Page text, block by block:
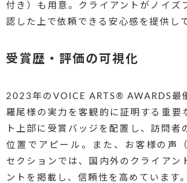
付き）も用意。クライアントがノイズ
認した上で依頼できる安心感を提供し
受賞歴・評価の可視化
2023年のVOICE ARTS® AWARDS最
羅尾様の実力を客観的に証明する重要
ト上部に受賞バッジを配置し、訪問者
位置でアピール。また、お客様の声
セクションでは、国内外のクライアン
ントを掲載し、信頼性を高めています。